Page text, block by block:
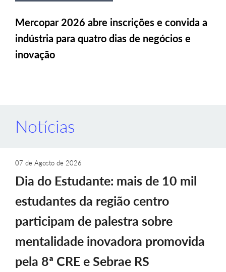
Mercopar 2026 abre inscrições e convida a
indústria para quatro dias de negócios e
inovação
Notícias
07 de Agosto de 2026
Dia do Estudante: mais de 10 mil
estudantes da região centro
participam de palestra sobre
mentalidade inovadora promovida
pela 8ª CRE e Sebrae RS